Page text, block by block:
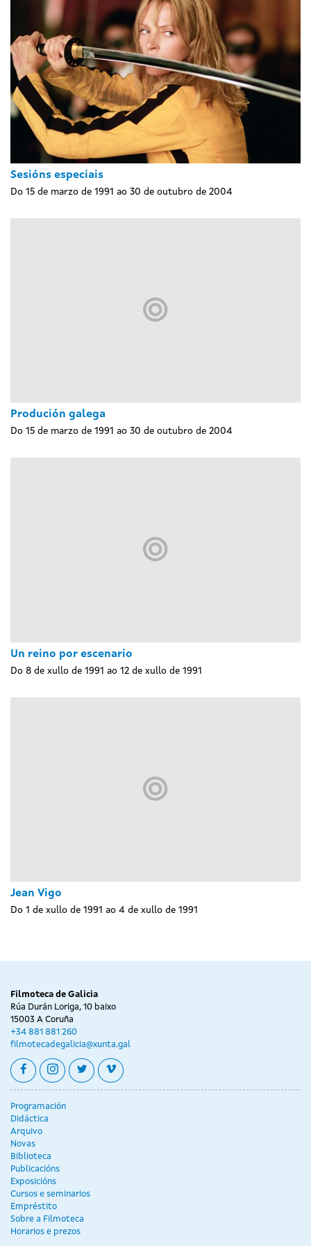
Sesións especiais
Do 15 de marzo de 1991 ao 30 de outubro de 2004
Produción galega
Do 15 de marzo de 1991 ao 30 de outubro de 2004
Un reino por escenario
Do 8 de xullo de 1991 ao 12 de xullo de 1991
Jean Vigo
Do 1 de xullo de 1991 ao 4 de xullo de 1991
Filmoteca de Galicia
Rúa Durán Loriga, 10 baixo
15003 A Coruña
+34 881 881 260
filmotecadegalicia@xunta.gal
facebookinstagram
twittervimeo
Programación
Didáctica
Arquivo
Novas
Biblioteca
Publicacións
Exposicións
Cursos e seminarios
Empréstito
Sobre a Filmoteca
Horarios e prezos